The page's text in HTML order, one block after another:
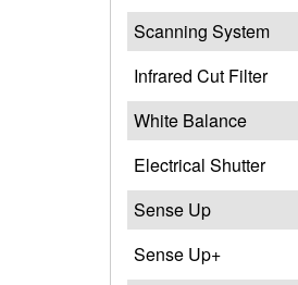
Scanning System
Infrared Cut Filter
White Balance
Electrical Shutter
Sense Up
Sense Up+